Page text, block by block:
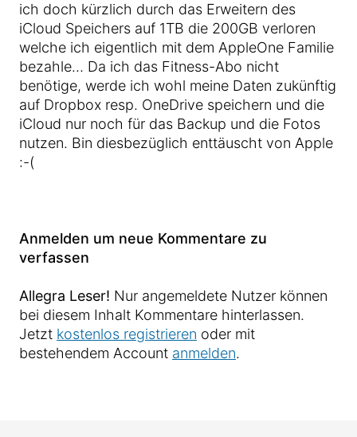
ich doch kürzlich durch das Erweitern des
iCloud Speichers auf 1TB die 200GB verloren
welche ich eigentlich mit dem AppleOne Familie
bezahle… Da ich das Fitness-Abo nicht
benötige, werde ich wohl meine Daten zukünftig
auf Dropbox resp. OneDrive speichern und die
iCloud nur noch für das Backup und die Fotos
nutzen. Bin diesbezüglich enttäuscht von Apple
:-(
Anmelden um neue Kommentare zu
verfassen
Allegra Leser! Nur angemeldete Nutzer können
bei diesem Inhalt Kommentare hinterlassen.
Jetzt kostenlos registrieren oder mit
bestehendem Account anmelden.